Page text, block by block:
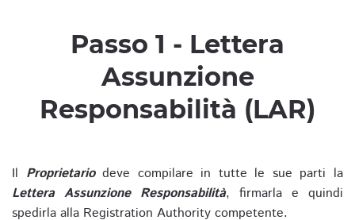
Passo 1 - Lettera
Assunzione
Responsabilità (LAR)
Il Proprietariodeve compilare in tutte le sue parti la
Lettera Assunzione Responsabilità, firmarla e quindi
spedirla alla Registration Authority competente.